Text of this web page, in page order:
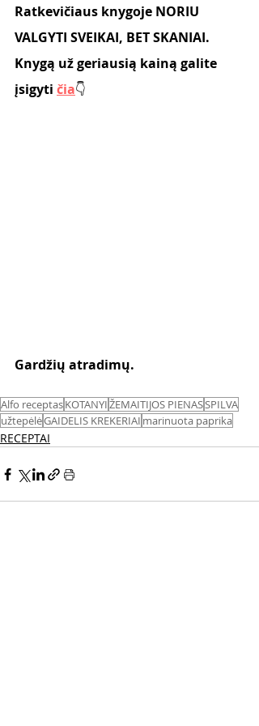
Ratkevičiaus knygoje NORIU
VALGYTI SVEIKAI, BET SKANIAI.
Knygą už geriausią kainą galite
įsigyti čia👇
Gardžių atradimų.
Alfo receptasKOTANYIŽEMAITIJOS PIENASSPILVA
užtepėlėGAIDELIS KREKERIAI marinuota paprika
RECEPTAI